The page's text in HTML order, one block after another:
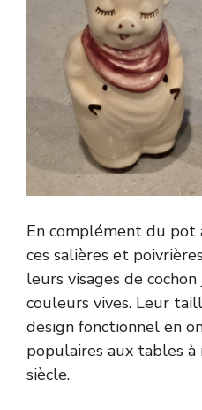
En complément du pot
ces salières et
leurs visages de
couleurs vives. Leur
design fonctionnel en
populaires aux tables
siècle.